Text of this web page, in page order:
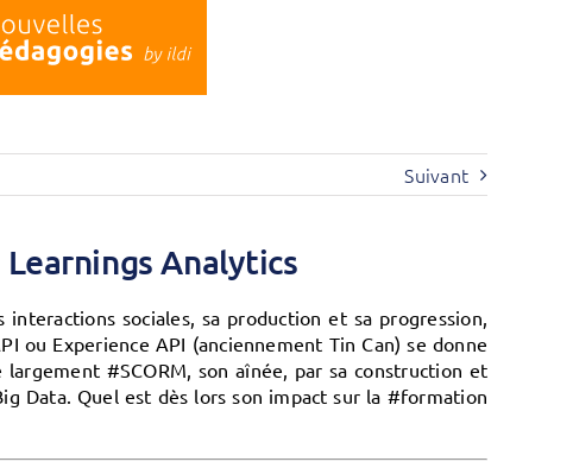
Suivant
Analytics
sociales, sa production et sa progression,
ou Experience API (anciennement Tin Can) se donne
#SCORM, son aînée, par sa construction et
Data. Quel est dès lors son impact sur la #formation